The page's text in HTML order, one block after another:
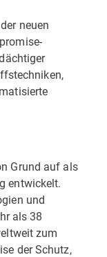
neuen
Grund auf als
entwickelt.
und
als 38
zum
der Schutz,